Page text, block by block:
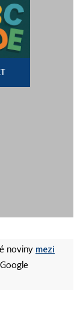
noviny mezi